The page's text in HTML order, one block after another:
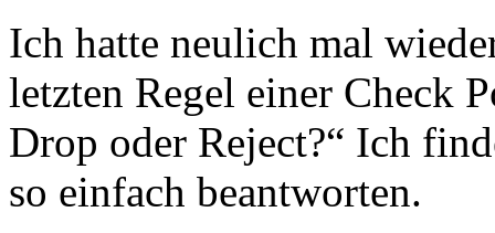
Ich hatte neulich mal
letzten Regel einer Check
Drop oder Reject?“ Ich
so einfach beantworten.